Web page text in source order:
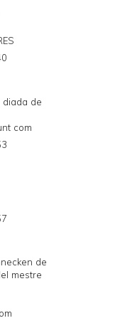
diada de
com
de
mestre